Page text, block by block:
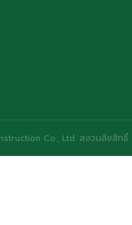
Co., Ltd. สงวนลิขสิทธิ์